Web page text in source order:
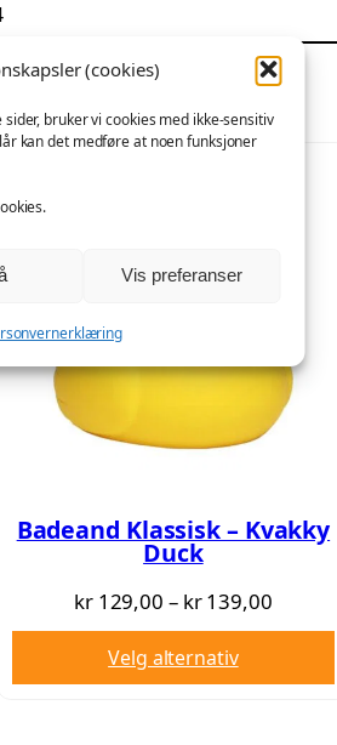
(cookies)
bruker vi cookies med ikke-sensitiv
kan det medføre at noen funksjoner
Vis preferanser
Badeand Klassisk – Kvakky
Duck
kr129,00 – kr139,00
kr
Velg alternativ